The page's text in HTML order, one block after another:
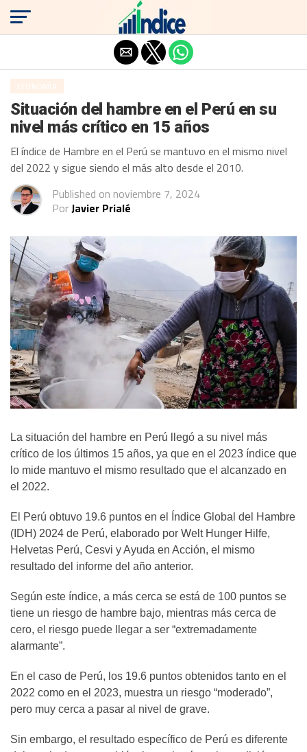
ECONOMÍA
Situación del hambre en el Perú en su
nivel más crítico en 15 años
El índice de Hambre en el Perú se mantuvo en el mismo nivel
del 2022 y sigue siendo el más alto desde el 2010.
Published on noviembre 7, 2024
PorJavier Prialé
La situación del hambre en Perú llegó a su nivel más
crítico de los últimos 15 años, ya que en el 2023 índice que
lo mide mantuvo el mismo resultado que el alcanzado en
el 2022.
El Perú obtuvo 19.6 puntos en el Índice Global del Hambre
(IDH) 2024 de Perú, elaborado por Welt Hunger Hilfe,
Helvetas Perú, Cesvi y Ayuda en Acción, el mismo
resultado del informe del año anterior.
Según este índice, a más cerca se está de 100 puntos se
tiene un riesgo de hambre bajo, mientras más cerca de
cero, el riesgo puede llegar a ser “extremadamente
alarmante”.
En el caso de Perú, los 19.6 puntos obtenidos tanto en el
2022 como en el 2023, muestra un riesgo “moderado”,
pero muy cerca a pasar al nivel de grave.
Sin embargo, el resultado específico de Perú es diferente
Salir de la versión móvil